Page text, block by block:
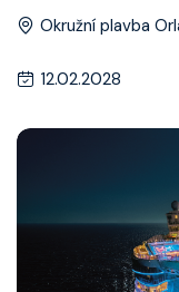
Okružní plavba
12.02.2028